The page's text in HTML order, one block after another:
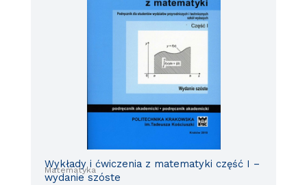
Matematyka
Wykłady i ćwiczenia z matematyki część I –
wydanie szóste